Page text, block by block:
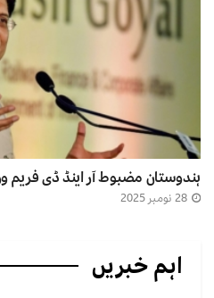
ہندوستان مضبوط آر اینڈ ڈی فریم
اہم خبریں